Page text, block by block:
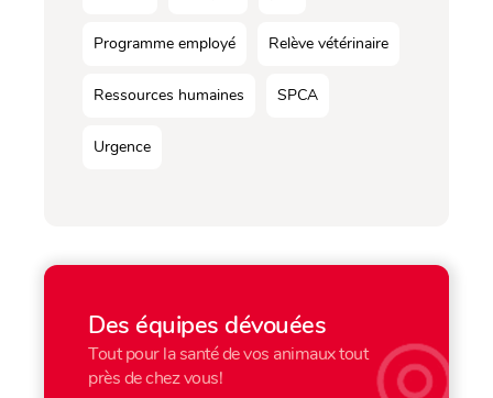
Programme employé Relève vétérinaire
Ressources humaines SPCA
Urgence
Des équipes dévouées
Tout pour la santé de vos animaux tout
près de chez vous!